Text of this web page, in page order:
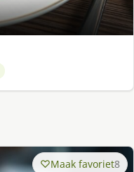
Maak favoriet8